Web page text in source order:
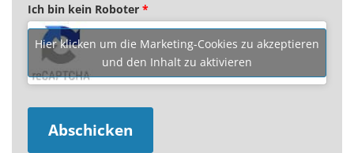
Ich bin kein Roboter *
Hier klicken um die Marketing-Cookies zu akzeptieren
und den Inhalt zu aktivieren